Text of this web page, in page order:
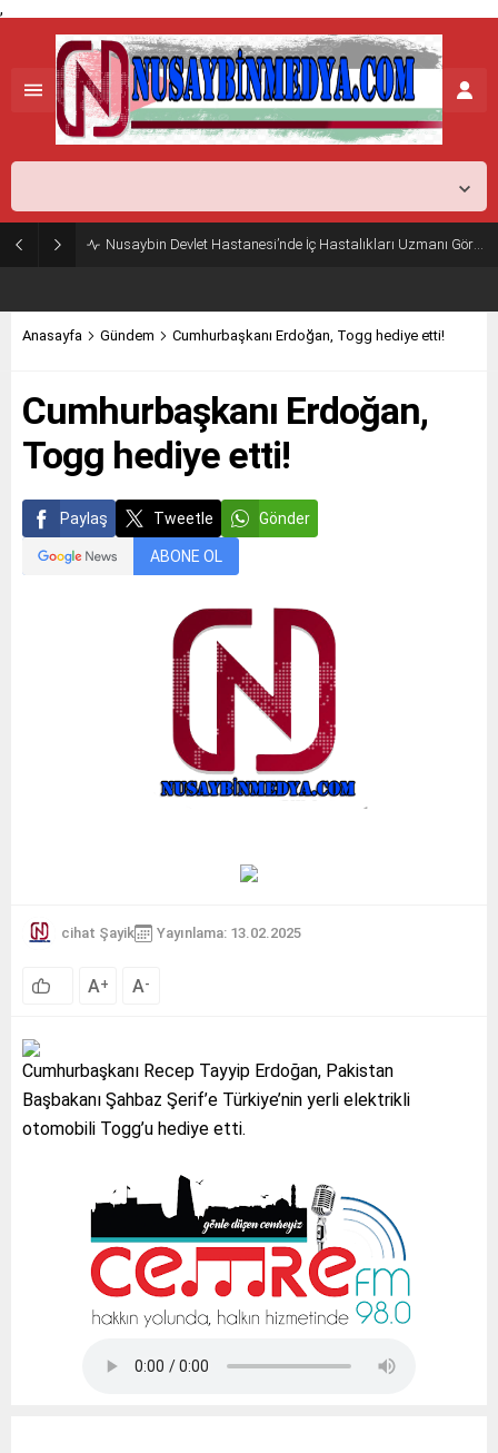
,
Nusaybin Devlet Hastanesi’nde İç Hastalıkları Uzmanı Göreve Başladı
Anasayfa Gündem Cumhurbaşkanı Erdoğan, Togg hediye etti!
Cumhurbaşkanı Erdoğan,
Togg hediye etti!
Paylaş Tweetle Gönder
ABONE OL
cihat Şayik Yayınlama: 13.02.2025
A+ A-
Cumhurbaşkanı Recep Tayyip Erdoğan, Pakistan
Başbakanı Şahbaz Şerif’e Türkiye’nin yerli elektrikli
otomobili Togg’u hediye etti.